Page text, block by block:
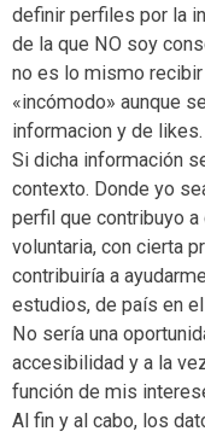
definir perfiles por la
de la que NO soy
no es lo mismo
«incómodo» aunque
informacion y de likes.
Si dicha información
contexto. Donde yo
perfil que contribuyo a
voluntaria, con cierta
contribuiría a
estudios, de país en
No sería una
accesibilidad y a la
función de mis
Al fin y al cabo, los